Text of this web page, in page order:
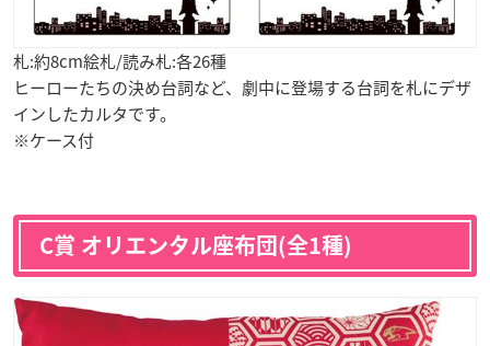
札:約8cm絵札/読み札:各26種
ヒーローたちの決め台詞など、劇中に登場する台詞を札にデザ
インしたカルタです。
※ケース付
C賞 オリエンタル座布団(全1種)